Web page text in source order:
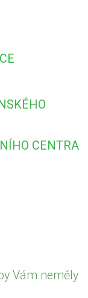
CENTRA
Vám neměly